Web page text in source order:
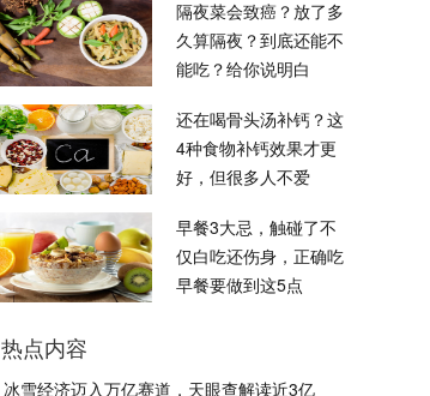
隔夜菜会致癌？放了多
久算隔夜？到底还能不
能吃？给你说明白
还在喝骨头汤补钙？这
4种食物补钙效果才更
好，但很多人不爱
早餐3大忌，触碰了不
仅白吃还伤身，正确吃
早餐要做到这5点
热点内容
冰雪经济迈入万亿赛道，天眼查解读近3亿